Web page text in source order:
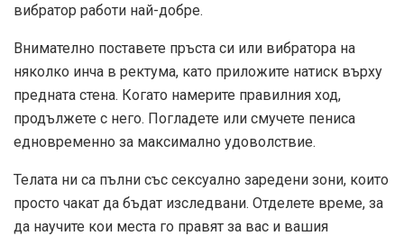
вибратор работи най-добре.
Внимателно поставете пръста си или вибратора на
няколко инча в ректума, като приложите натиск върху
предната стена. Когато намерите правилния ход,
продължете с него. Погладете или смучете пениса
едновременно за максимално удоволствие.
Телата ни са пълни със сексуално заредени зони, които
просто чакат да бъдат изследвани. Отделете време, за
да научите кои места го правят за вас и вашия